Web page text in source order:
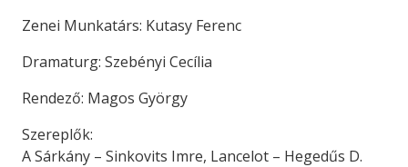
Zenei Munkatárs: Kutasy Ferenc
Dramaturg: Szebényi Cecília
Rendező: Magos György
Szereplők:
A Sárkány – Sinkovits Imre, Lancelot – Hegedűs D.